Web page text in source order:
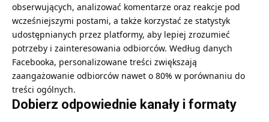
obserwujących, analizować komentarze oraz reakcje pod
wcześniejszymi postami, a także korzystać ze statystyk
udostępnianych przez platformy, aby lepiej zrozumieć
potrzeby i zainteresowania odbiorców. Według danych
Facebooka, personalizowane treści zwiększają
zaangażowanie odbiorców nawet o 80% w porównaniu do
treści ogólnych.
Dobierz odpowiednie kanały i formaty